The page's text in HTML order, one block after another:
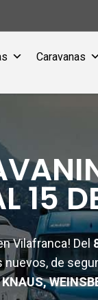
Caravanas
15
Vilafranca! Del
nuevos, de
KNAUS,